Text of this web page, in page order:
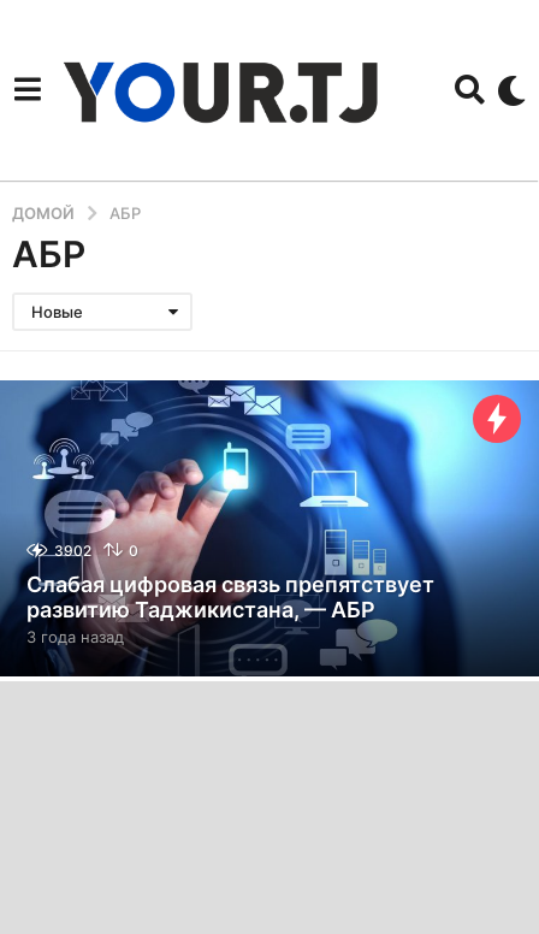
ДОМОЙ АБР
АБР
Новые
3902 0
Слабая цифровая связь препятствует
развитию Таджикистана, — АБР
3 года назад3
г
о